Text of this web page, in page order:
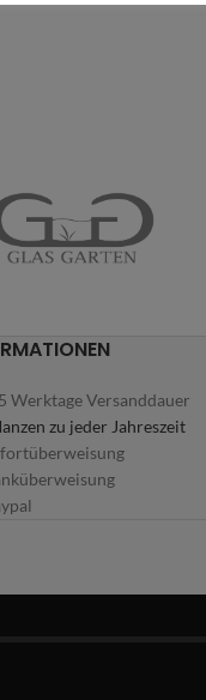
Werktage Versanddauer
zu jeder Jahreszeit